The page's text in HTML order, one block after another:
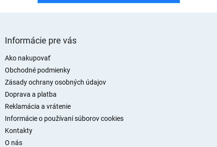
Informácie pre vás
Ako nakupovať
Obchodné podmienky
Zásady ochrany osobných údajov
Doprava a platba
Reklamácia a vrátenie
Informácie o používaní súborov cookies
Kontakty
O nás